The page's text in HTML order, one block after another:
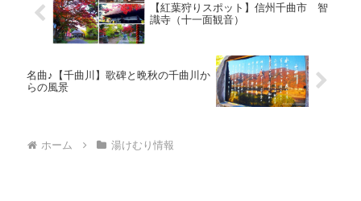
【紅葉狩りスポット】信州千曲市 智
識寺（十一面観音）
名曲♪【千曲川】歌碑と晩秋の千曲川か
らの風景
ホーム 湯けむり情報